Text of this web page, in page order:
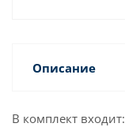
Описание
В комплект